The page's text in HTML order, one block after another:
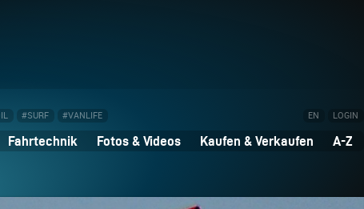
#SURF #VANLIFE EN LOGIN
Fahrtechnik Fotos & Videos Kaufen & Verkaufen A-Z